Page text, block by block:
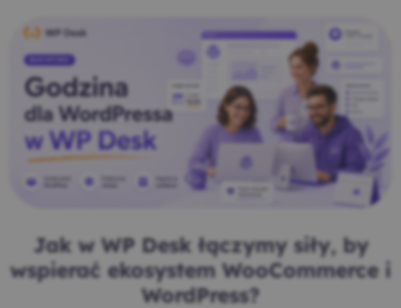
Jak w WP Desk łączymy siły, by
wspierać ekosystem WooCommerce i
WordPress?